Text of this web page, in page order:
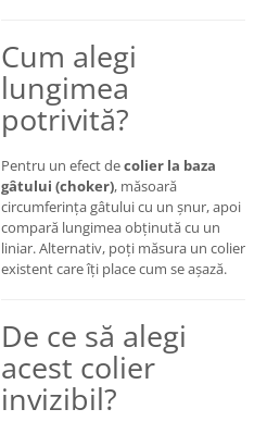
Cum alegi
lungimea
potrivită?
Pentru un efect decolier la baza
gâtului (choker), măsoară
circumferința gâtului cu un șnur, apoi
compară lungimea obținută cu un
liniar. Alternativ, poți măsura un colier
existent care îți place cum se așază.
De ce să alegi
acest colier
invizibil?